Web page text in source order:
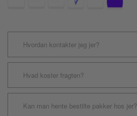
Hvordan kontakter jeg jer?
Hvad koster fragten?
Kan man hente bestilte pakker hos jer?